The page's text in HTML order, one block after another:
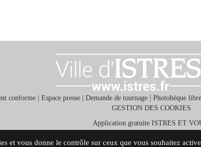
conforme | Espace presse | Demande de tournage | Photohèque
GESTION DES COOKIES
Application gratuite ISTRES ET
et vous donne le contrôle sur ceux que vous souhaitez